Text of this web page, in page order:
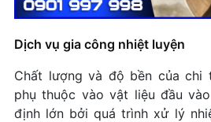
Dịch vụ gia công nhiệt luyện
Chất lượng và độ bền của
phụ thuộc vào vật liệu đầu
định lớn bởi quá trình xử lý